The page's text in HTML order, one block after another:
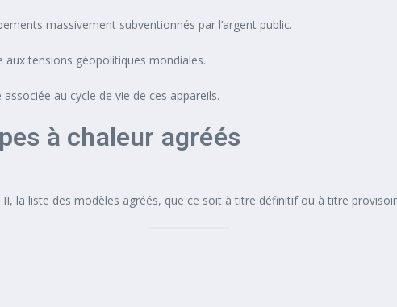
massivement subventionnés par l’argent public.
aux tensions géopolitiques mondiales.
au cycle de vie de ces appareils.
à chaleur agréés
la liste des modèles agréés, que ce soit à titre définitif ou à titre